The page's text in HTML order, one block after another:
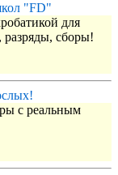
"FD"
для
разряды, сборы!
с реальным